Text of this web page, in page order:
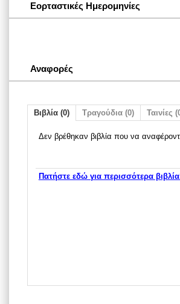
Εορταστικές Ημερομηνίες
Αναφορές
Βιβλία (0) Τραγούδια (0) Ταινίες
Δεν βρέθηκαν βιβλία που να
Πατήστε εδώ για περισσότερα